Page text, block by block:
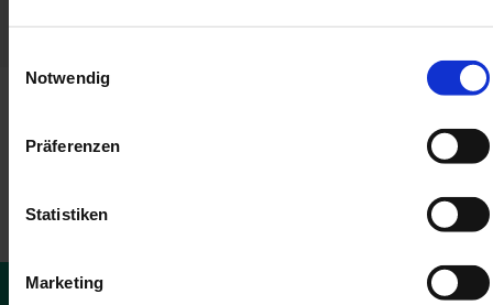
Notwendig
Präferenzen
Statistiken
Marketing